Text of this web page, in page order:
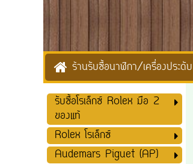
ร้านรับซื้อนาฬิกา/เครื่องประดับ
รับซื้อโรเล็กซ์ Rolex มือ 2
ของแท้
Rolex โรเล็กซ์
Audemars Piguet (AP)